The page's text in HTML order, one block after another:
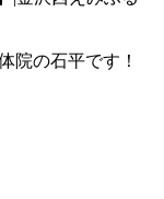
院の石平です！